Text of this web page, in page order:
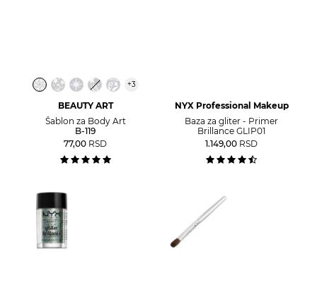
+3
BEAUTY ART
Šablon za Body Art
B-119
77,00 RSD
NYX Professional Makeup
Baza za gliter - Primer
Brillance GLIP01
1.149,00 RSD